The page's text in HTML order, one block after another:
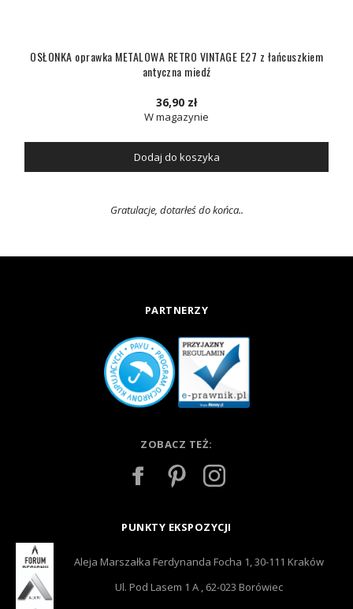
OSŁONKA oprawka METALOWA RETRO VINTAGE E27 z łańcuszkiem
antyczna miedź
36,90 zł
W magazynie
Dodaj do koszyka
Gratulacje, dotarłeś do końca..
PARTNERZY
ZOBACZ TEŻ:
PUNKTY EKSPOZYCJI
Aleja Marszałka Ferdynanda Focha 1, 30-111 Kraków
Ul. Pod Lasem 1 A , 62-023 Borówiec